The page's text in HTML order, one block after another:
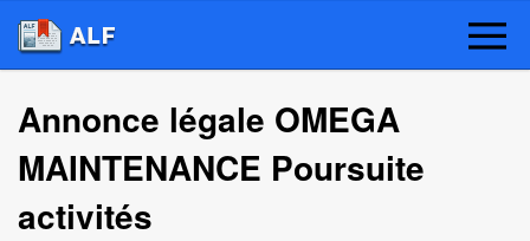
Annonce légale OMEGA
MAINTENANCE Poursuite
activités